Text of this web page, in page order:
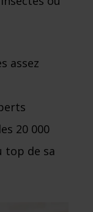
assez
20 000
top de sa